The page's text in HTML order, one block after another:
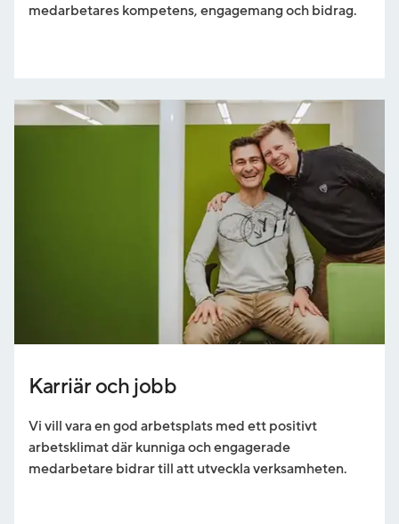
medarbetares kompetens, engagemang och bidrag.
Karriär och jobb
Vi vill vara en god arbetsplats med ett positivt
arbetsklimat där kunniga och engagerade
medarbetare bidrar till att utveckla verksamheten.